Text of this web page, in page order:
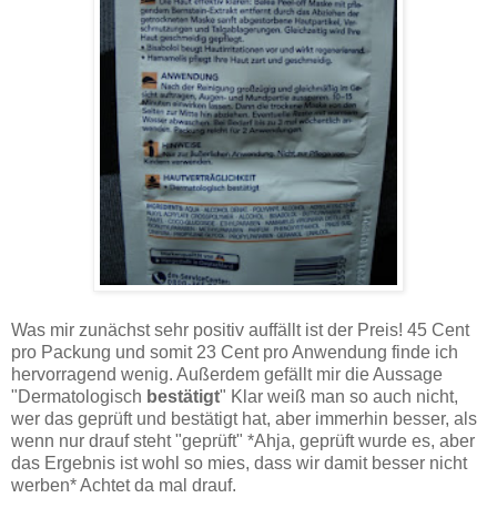
Was mir zunächst sehr positiv auffällt ist der Preis! 45 Cent
pro Packung und somit 23 Cent pro Anwendung finde ich
hervorragend wenig. Außerdem gefällt mir die Aussage
"Dermatologisch bestätigt" Klar weiß man so auch nicht,
wer das geprüft und bestätigt hat, aber immerhin besser, als
wenn nur drauf steht "geprüft" *Ahja, geprüft wurde es, aber
das Ergebnis ist wohl so mies, dass wir damit besser nicht
werben* Achtet da mal drauf.